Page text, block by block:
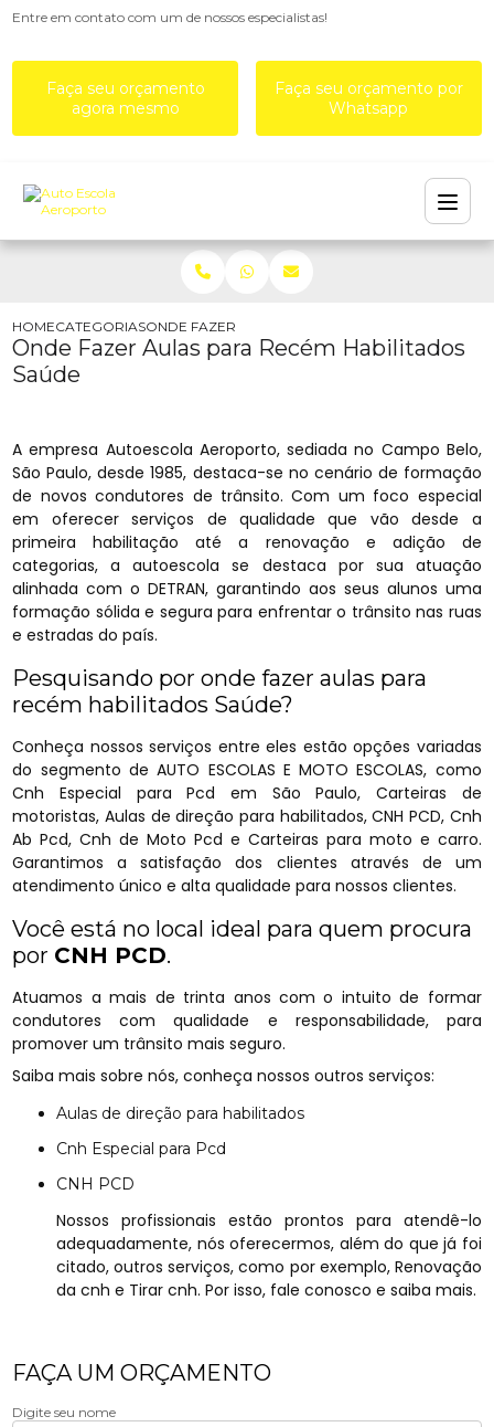
Entre em contato com um de nossos especialistas!
Faça seu orçamento
agora mesmo
Faça seu orçamento por
Whatsapp
HOMECATEGORIASONDE FAZER AULAS PARA RECÉM HABILITADOS
Onde Fazer Aulas para Recém Habilitados
Saúde
A empresa Autoescola Aeroporto, sediada no Campo Belo,
São Paulo, desde 1985, destaca-se no cenário de formação
de novos condutores de trânsito. Com um foco especial
em oferecer serviços de qualidade que vão desde a
primeira habilitação até a renovação e adição de
categorias, a autoescola se destaca por sua atuação
alinhada com o DETRAN, garantindo aos seus alunos uma
formação sólida e segura para enfrentar o trânsito nas ruas
e estradas do país.
Pesquisando por onde fazer aulas para
recém habilitados Saúde?
Conheça nossos serviços entre eles estão opções variadas
do segmento de AUTO ESCOLAS E MOTO ESCOLAS, como
Cnh Especial para Pcd em São Paulo, Carteiras de
motoristas, Aulas de direção para habilitados, CNH PCD, Cnh
Ab Pcd, Cnh de Moto Pcd e Carteiras para moto e carro.
Garantimos a satisfação dos clientes através de um
atendimento único e alta qualidade para nossos clientes.
Você está no local ideal para quem procura
por CNH PCD.
Atuamos a mais de trinta anos com o intuito de formar
condutores com qualidade e responsabilidade, para
promover um trânsito mais seguro.
Saiba mais sobre nós, conheça nossos outros serviços:
Aulas de direção para habilitados
Cnh Especial para Pcd
CNH PCD
Nossos profissionais estão prontos para atendê-lo
adequadamente, nós oferecermos, além do que já foi
citado, outros serviços, como por exemplo, Renovação
da cnh e Tirar cnh. Por isso, fale conosco e saiba mais.
FAÇA UM ORÇAMENTO
Digite seu nome